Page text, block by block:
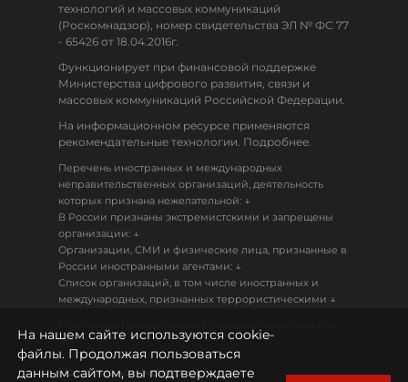
технологий и массовых коммуникаций
(Роскомнадзор), номер свидетельства ЭЛ № ФС 77
- 65426 от 18.04.2016г.
Функционирует при финансовой поддержке
Министерства цифрового развития, связи и
массовых коммуникаций Российской Федерации.
На информационном ресурсе применяются
рекомендательные технологии. Подробнее.
Перечень иностранных и международных
неправительственных организаций, деятельность
которых признана нежелательной: ↓
В России признаны экстремистскими и запрещены
организации: ↓
Организации, СМИ и физические лица, признанные в
России иностранными агентами: ↓
Список организаций, в том числе иностранных и
международных, признанных террористическими ↓
18+
Политика конфиденциальности
На нашем сайте используются cookie-
файлы. Продолжая пользоваться
данным сайтом, вы подтверждаете